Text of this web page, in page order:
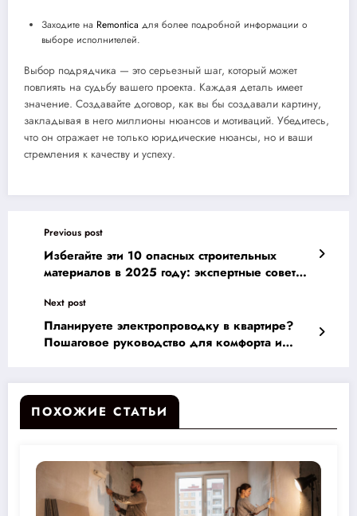
Заходите на Remontica для более подробной информации о
выборе исполнителей.
Выбор подрядчика — это серьезный шаг, который может
повлиять на судьбу вашего проекта. Каждая деталь имеет
значение. Создавайте договор, как вы бы создавали картину,
закладывая в него миллионы нюансов и мотиваций. Убедитесь,
что он отражает не только юридические нюансы, но и ваши
стремления к качеству и успеху.
Previous post
Избегайте эти 10 опасных строительных
материалов в 2025 году: экспертные советы
Next post
Планируете электропроводку в квартире?
Пошаговое руководство для комфорта и
ПОХОЖИЕ СТАТЬИ